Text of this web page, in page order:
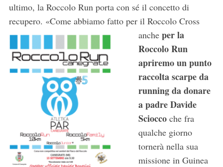
ultimo, la Roccolo Run porta con sé il concetto di
recupero. «Come abbiamo fatto per il Roccolo Cross
anche per la
Roccolo Run
apriremo un punto
raccolta scarpe da
running da donare
a padre Davide
Sciocco che fra
qualche giorno
tornerà nella sua
missione in Guinea